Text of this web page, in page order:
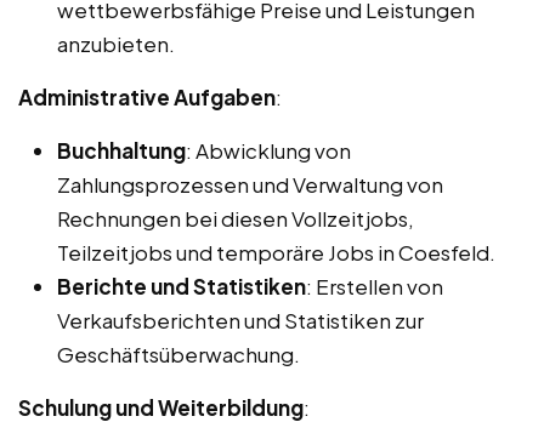
wettbewerbsfähige Preise und Leistungen
anzubieten.
Administrative Aufgaben:
Buchhaltung: Abwicklung von
Zahlungsprozessen und Verwaltung von
Rechnungen bei diesen Vollzeitjobs,
Teilzeitjobs und temporäre Jobs in Coesfeld.
Berichte und Statistiken: Erstellen von
Verkaufsberichten und Statistiken zur
Geschäftsüberwachung.
Schulung und Weiterbildung: